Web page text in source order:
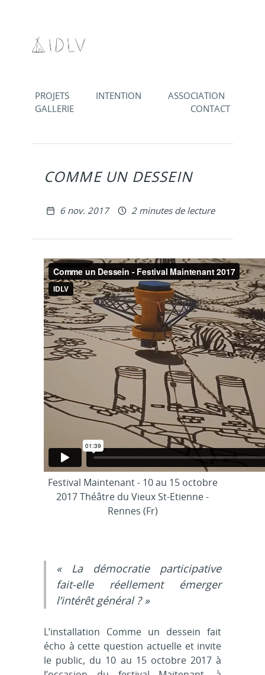
PROJETS INTENTION
ASSOCIATION
GALLERIE
CONTACT
COMME UN DESSEIN
Publié le
6 nov. 2017 2 minutes de lecture
Festival Maintenant - 10 au 15 octobre
2017 Théâtre du Vieux St-Etienne -
Rennes (Fr)
« La démocratie participative
fait-elle réellement émerger
l’intérêt général ? »
L’installation Comme un dessein fait
écho à cette question actuelle et invite
le public, du 10 au 15 octobre 2017 à